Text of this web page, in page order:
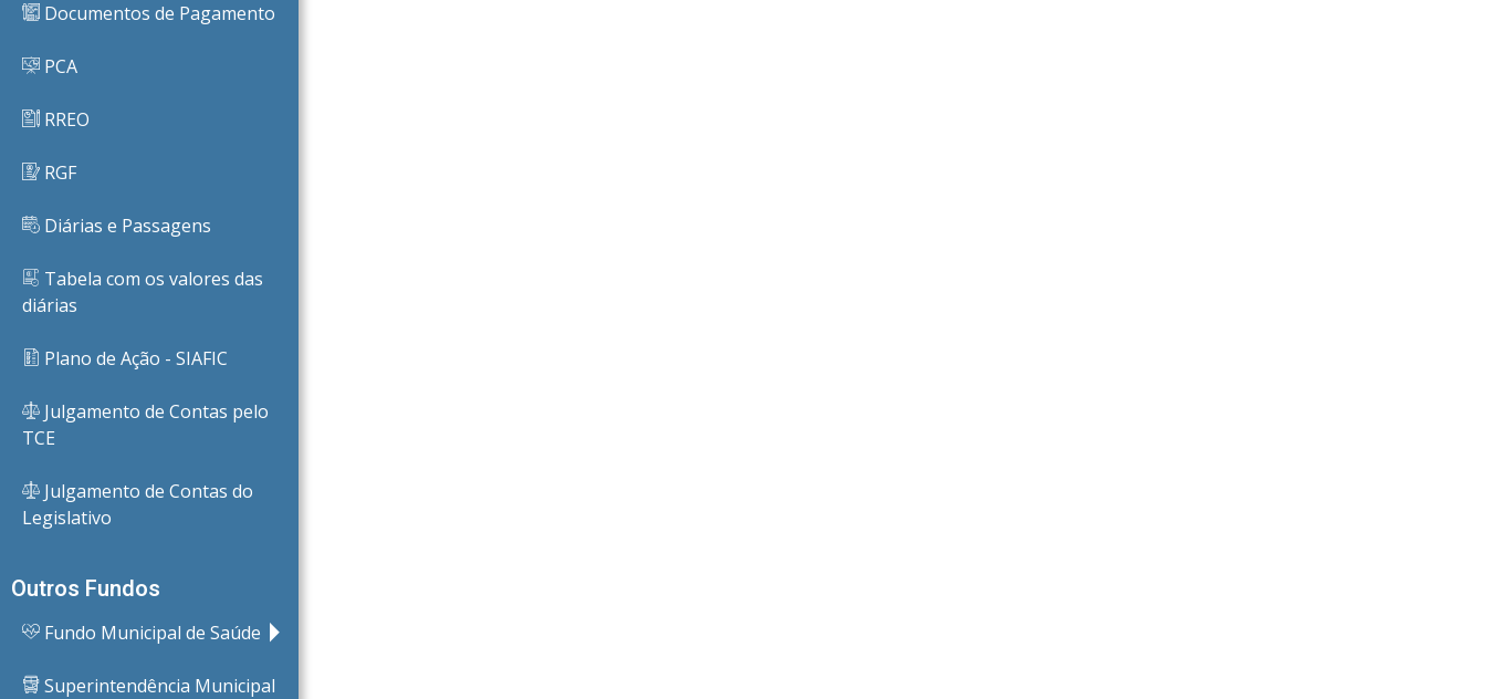
Documentos de Pagamento
PCA
RREO
RGF
Diárias e Passagens
Tabela com os valores das
diárias
Plano de Ação - SIAFIC
Julgamento de Contas pelo
TCE
Julgamento de Contas do
Legislativo
Outros Fundos
Fundo Municipal de Saúde
Superintendência Municipal